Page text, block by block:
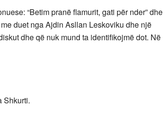
“Betim pranë flamurit, gati për nder” dhe
duet nga Ajdin Asllan Leskoviku dhe një
dhe që nuk mund ta identifikojmë dot. Në
Shkurti.